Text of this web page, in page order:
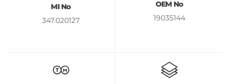
MI No
347.020127
OEM No
19035144